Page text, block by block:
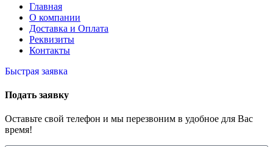
Главная
О компании
Доставка и Оплата
Реквизиты
Контакты
Быстрая заявка
Подать заявку
Оставьте свой телефон и мы перезвоним в удобное для Вас
время!